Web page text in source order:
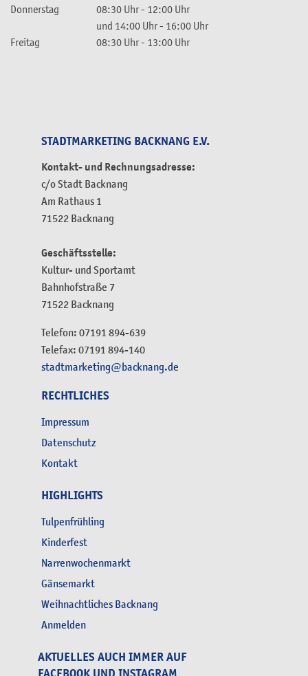
Donnerstag
08:30 Uhr- 12:00 Uhr
und 14:00 Uhr- 16:00 Uhr
Freitag
08:30 Uhr- 13:00 Uhr
STADTMARKETING BACKNANG E.V.
Kontakt- und Rechnungsadresse:
c/o Stadt Backnang
Am Rathaus 1
71522 Backnang
Geschäftsstelle:
Kultur- und Sportamt
Bahnhofstraße 7
71522 Backnang
Telefon: 07191 894-639
Telefax: 07191 894-140
stadtmarketing@backnang.de
RECHTLICHES
Impressum
Datenschutz
Kontakt
HIGHLIGHTS
Tulpenfrühling
Kinderfest
Narrenwochenmarkt
Gänsemarkt
Weihnachtliches Backnang
Anmelden
AKTUELLES AUCH IMMER AUF